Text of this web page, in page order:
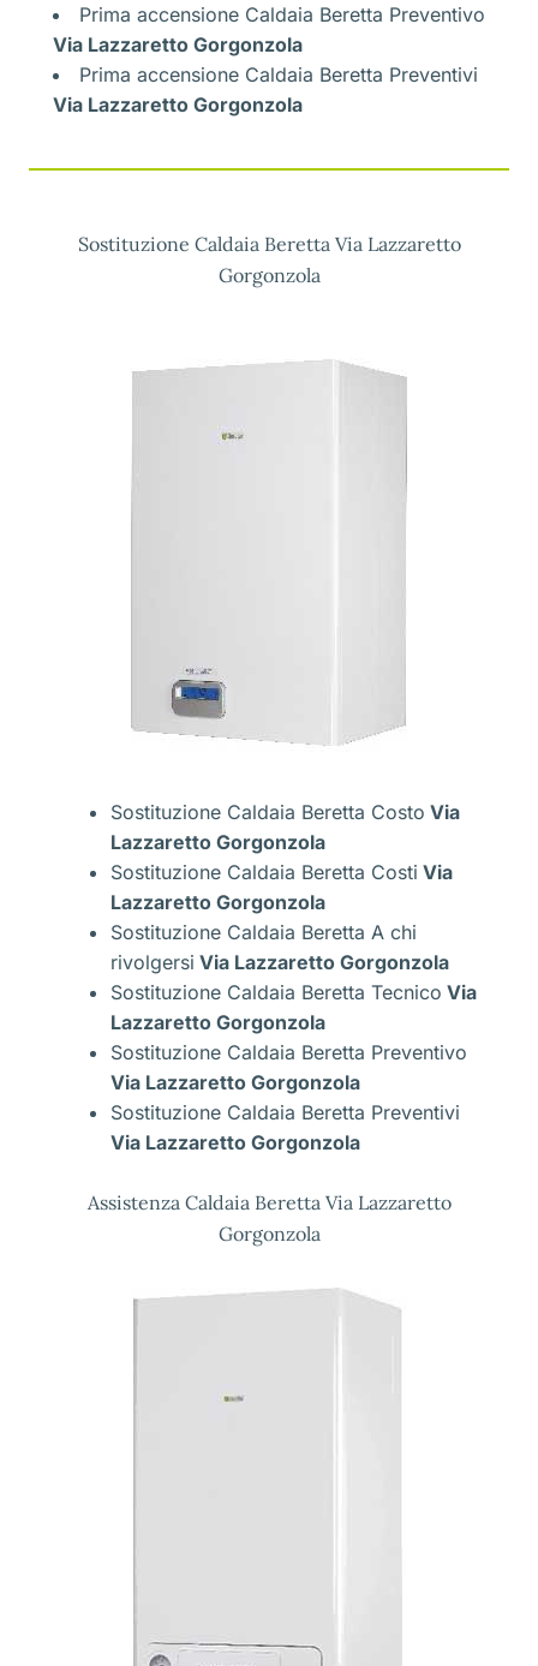
Prima accensione Caldaia Beretta Preventivo
Via Lazzaretto Gorgonzola
Prima accensione Caldaia Beretta Preventivi
Via Lazzaretto Gorgonzola
Sostituzione Caldaia Beretta Via Lazzaretto
Gorgonzola
Sostituzione Caldaia Beretta Costo Via
Lazzaretto Gorgonzola
Sostituzione Caldaia Beretta Costi Via
Lazzaretto Gorgonzola
Sostituzione Caldaia Beretta A chi
rivolgersi Via Lazzaretto Gorgonzola
Sostituzione Caldaia Beretta Tecnico Via
Lazzaretto Gorgonzola
Sostituzione Caldaia Beretta Preventivo
Via Lazzaretto Gorgonzola
Sostituzione Caldaia Beretta Preventivi
Via Lazzaretto Gorgonzola
Assistenza Caldaia Beretta Via Lazzaretto
Gorgonzola